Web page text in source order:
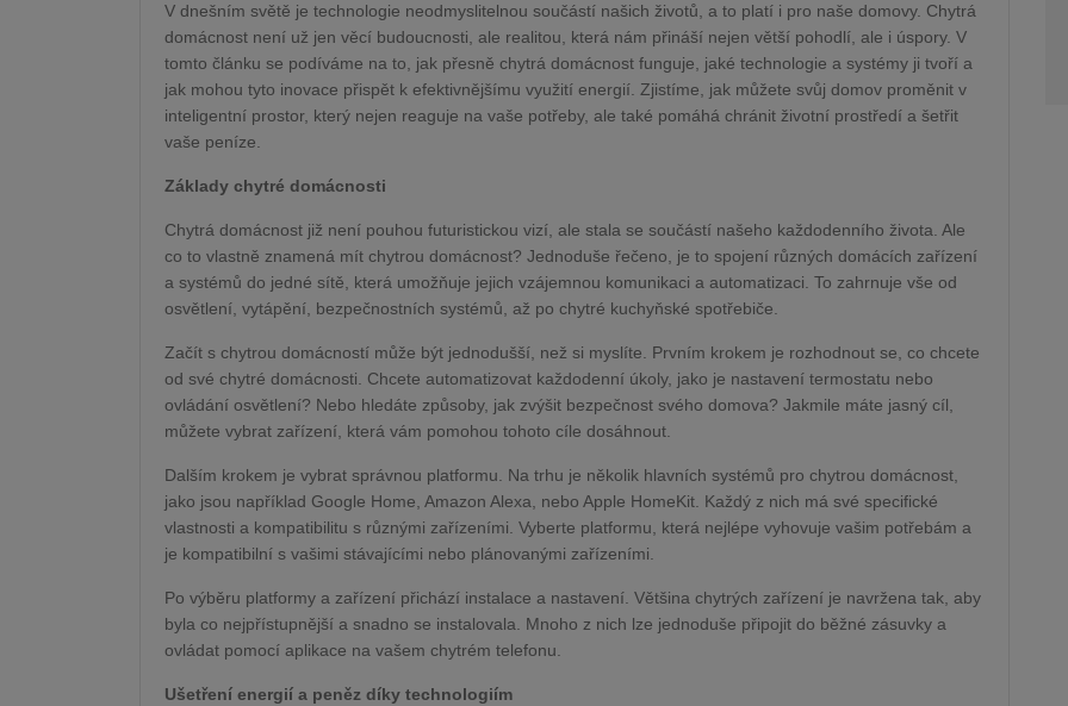
V dnešním světě je technologie neodmyslitelnou součástí našich životů, a to platí i pro naše domovy. Chytrá
domácnost není už jen věcí budoucnosti, ale realitou, která nám přináší nejen větší pohodlí, ale i úspory. V
tomto článku se podíváme na to, jak přesně chytrá domácnost funguje, jaké technologie a systémy ji tvoří a
jak mohou tyto inovace přispět k efektivnějšímu využití energií. Zjistíme, jak můžete svůj domov proměnit v
inteligentní prostor, který nejen reaguje na vaše potřeby, ale také pomáhá chránit životní prostředí a šetřit
vaše peníze.
Základy chytré domácnosti
Chytrá domácnost již není pouhou futuristickou vizí, ale stala se součástí našeho každodenního života. Ale
co to vlastně znamená mít chytrou domácnost? Jednoduše řečeno, je to spojení různých domácích zařízení
a systémů do jedné sítě, která umožňuje jejich vzájemnou komunikaci a automatizaci. To zahrnuje vše od
osvětlení, vytápění, bezpečnostních systémů, až po chytré kuchyňské spotřebiče.
Začít s chytrou domácností může být jednodušší, než si myslíte. Prvním krokem je rozhodnout se, co chcete
od své chytré domácnosti. Chcete automatizovat každodenní úkoly, jako je nastavení termostatu nebo
ovládání osvětlení? Nebo hledáte způsoby, jak zvýšit bezpečnost svého domova? Jakmile máte jasný cíl,
můžete vybrat zařízení, která vám pomohou tohoto cíle dosáhnout.
Dalším krokem je vybrat správnou platformu. Na trhu je několik hlavních systémů pro chytrou domácnost,
jako jsou například Google Home, Amazon Alexa, nebo Apple HomeKit. Každý z nich má své specifické
vlastnosti a kompatibilitu s různými zařízeními. Vyberte platformu, která nejlépe vyhovuje vašim potřebám a
je kompatibilní s vašimi stávajícími nebo plánovanými zařízeními.
Po výběru platformy a zařízení přichází instalace a nastavení. Většina chytrých zařízení je navržena tak, aby
byla co nejpřístupnější a snadno se instalovala. Mnoho z nich lze jednoduše připojit do běžné zásuvky a
ovládat pomocí aplikace na vašem chytrém telefonu.
Ušetření energií a peněz díky technologiím